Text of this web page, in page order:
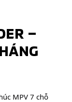
–
MPV 7 chỗ